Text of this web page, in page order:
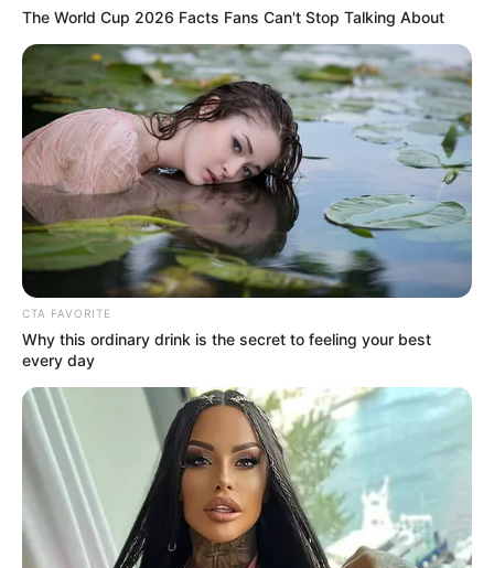
Thüringen Therme in Mühlhausen - Wellenbecken,
Wasserrutsche, Wasserfall und vieles mehr erwartet
Alt und Jung. Informationen unterwww.thueringenth
erme.de.
Museumsgalerie Mühlhäuser Allerheiligenkirche -
Ausstellungen von Kunst aus Thüringen inklusive
zeitgenössischer Kunst. Informationen unterwww.m
uehlhaeuser-museen.dein der Rubrik
Allerheiligenkirche.
Fernmeldemuseum in Mühlhausen - Die
Entwicklungsgeschichte der
Fernsprecheinrichtungen und der automatischen
Vermittlung. Informationen unter www.fernmeldemus
eum-muehlhausen.de
Kloster Volkenroda - Das einstige Kloster der
Zisterzienser wurde Lebensformprojekt des
Freistaats Thüringen zur EXPO 2000. Informationen
unter www.kloster-volkenroda.de.
The World Cup 2026 Facts Fans Can't Stop Talking About
CTA FAVORITE
Why this ordinary drink is the secret to feeling your best
every day